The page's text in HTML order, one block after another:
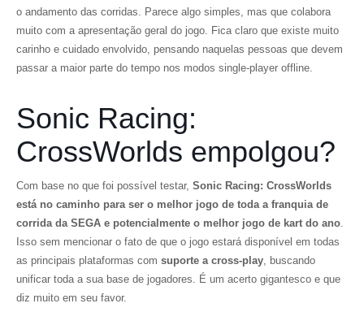
o andamento das corridas. Parece algo simples, mas que colabora
muito com a apresentação geral do jogo. Fica claro que existe muito
carinho e cuidado envolvido, pensando naquelas pessoas que devem
passar a maior parte do tempo nos modos single-player offline.
Sonic Racing:
CrossWorlds empolgou?
Com base no que foi possível testar, Sonic Racing: CrossWorlds
está no caminho para ser o melhor jogo de toda a franquia de
corrida da SEGA e potencialmente o melhor jogo de kart do ano.
Isso sem mencionar o fato de que o jogo estará disponível em todas
as principais plataformas com suporte a cross-play, buscando
unificar toda a sua base de jogadores. É um acerto gigantesco e que
diz muito em seu favor.